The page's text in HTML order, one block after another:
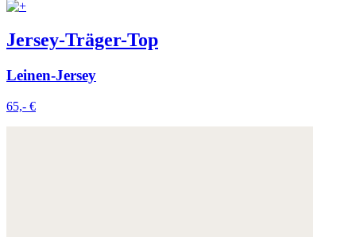
Jersey-Träger-Top
Leinen-Jersey
65,- €